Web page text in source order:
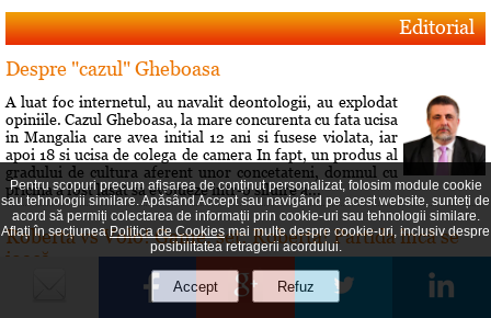
Editorial
Despre "cazul" Gheboasa
A luat foc internetul, au navalit deontologii, au explodat
opiniile. Cazul Gheboasa, la mare concurenta cu fata ucisa
in Mangalia care avea initial 12 ani si fusese violata, iar
apoi 18 si ucisa de colega de camera In fapt, un produs al
gradului de cultura aferent unor concetateni, domnul cu
pricina a fost lasat sa evolueze intr-o siluire a...
Roberta vs Volo! Game, set: Roberta! Partida încă se
joacă...
Conflictele dintre Roberta Anastase şi Andrei Volosevici
sunt vechi. Certurile dintre ei durează mult şi foarte greu
Pentru scopuri precum afișarea de conținut personalizat, folosim module cookie
sau tehnologii similare. Apăsând Accept sau navigând pe acest website, sunteți de
acord să permiți colectarea de informații prin cookie-uri sau tehnologii similare.
Aflați în secțiunea Politica de Cookiesmai multe despre cookie-uri, inclusiv despre
posibilitatea retragerii acordului.